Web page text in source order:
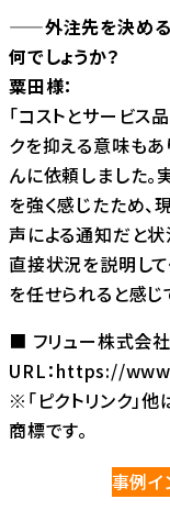
――外注先を決める
何でしょうか？
粟田様：
「コストとサービス
クを抑える意味もあ
んに依頼しました
を強く感じたため、
声による通知だと状
直接状況を説明して
を任せられると感じ
■ フリュー株式会
URL：https://
※「ピクトリンク」
商標です。
事例イ